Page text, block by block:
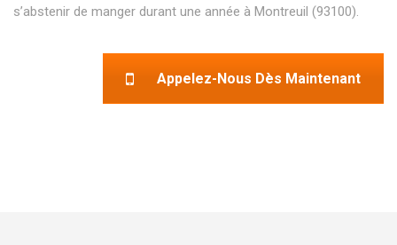
s’abstenir de manger durant une année à Montreuil (93100).
Appelez-Nous Dès Maintenant